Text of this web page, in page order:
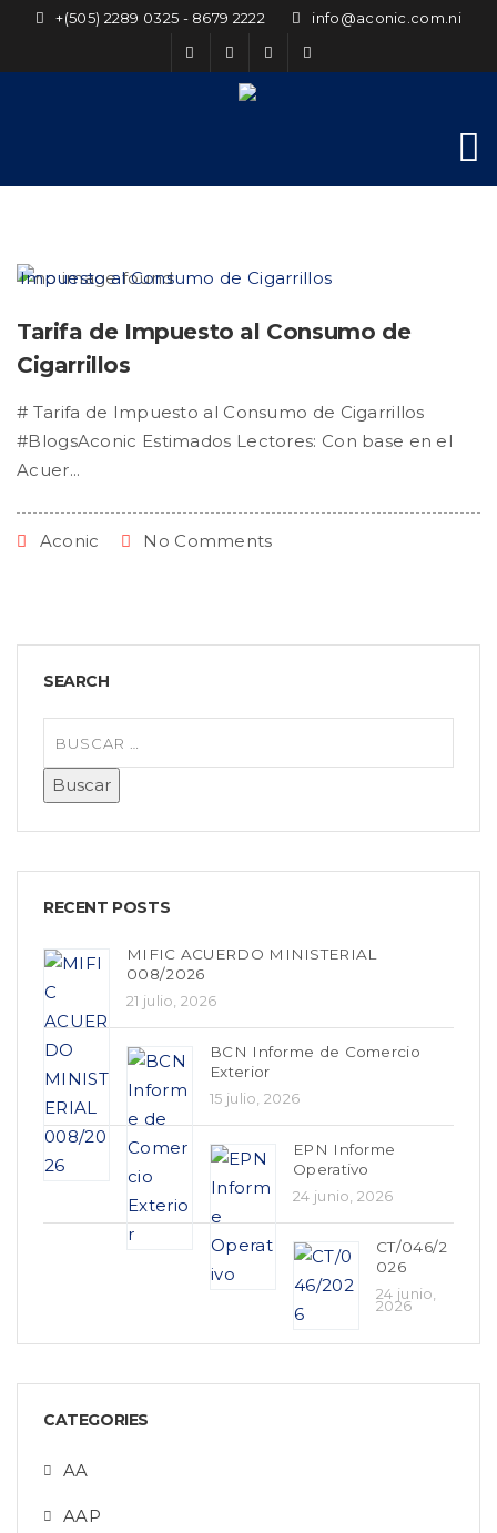
+(505) 2289 0325 - 8679 2222 info@aconic.com.ni
Tarifa de Impuesto al Consumo de
Cigarrillos
# Tarifa de Impuesto al Consumo de Cigarrillos
#BlogsAconic Estimados Lectores: Con base en el
Acuer...
Aconic No Comments
SEARCH
RECENT POSTS
MIFIC ACUERDO MINISTERIAL
008/2026
21 julio, 2026
BCN Informe de Comercio
Exterior
15 julio, 2026
EPN Informe
Operativo
24 junio, 2026
CT/046/2
026
24 junio,
2026
CATEGORIES
AA
AAP